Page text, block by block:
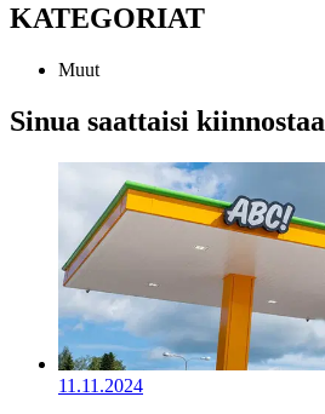
KATEGORIAT
Muut
Sinua saattaisi kiinnostaa
11.11.2024